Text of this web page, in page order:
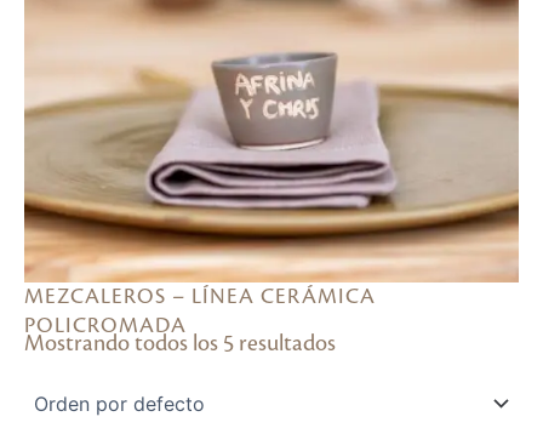
MEZCALEROS – LÍNEA CERÁMICA
POLICROMADA
Mostrando todos los 5 resultados